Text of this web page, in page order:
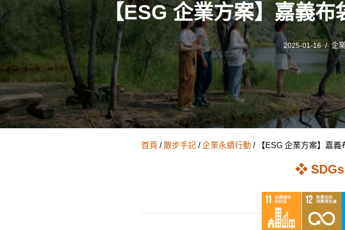
【ESG 企業方案】嘉義
2025-01-16 企
首頁 /散步手記/企業永續行動 / 【ESG 企業方案】嘉
❖